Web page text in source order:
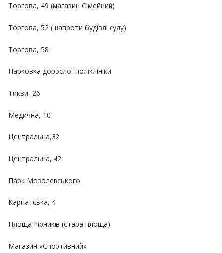
Торгова, 49 (магазин Сімейний)
Торгова, 52 ( напроти будівлі суду)
Торгова, 58
Парковка дорослої поліклініки
Тикви, 26
Медична, 10
Центральна,32
Центральна, 42
Парк Мозолевського
Карпатська, 4
Площа Гірників (стара площа)
Магазин «Спортивний»